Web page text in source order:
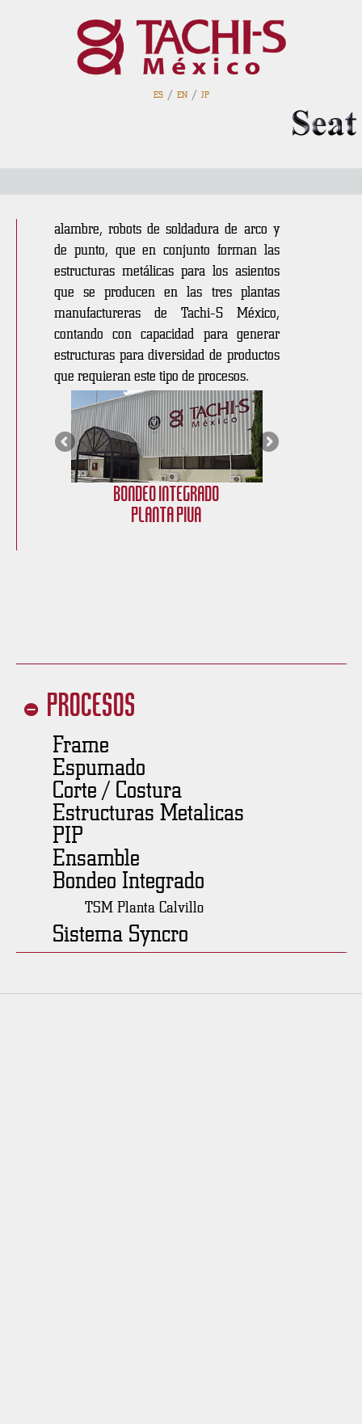
ES/ EN/ JP
alambre, robots de soldadura de arco y
de punto, que en conjunto forman las
estructuras metálicas para los asientos
que se producen en las tres plantas
manufactureras de Tachi-S México,
contando con capacidad para generar
estructuras para diversidad de productos
que requieran este tipo de procesos.
Bondeo Integrado
Planta PIVA
Procesos
Frame
Espumado
Corte / Costura
Estructuras Metalicas
PIP
Ensamble
Bondeo Integrado
TSM Planta Calvillo
Sistema Syncro